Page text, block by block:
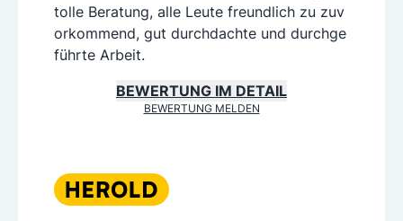
tolle Beratung, alle Leute freundlich zu zuv
orkommend, gut durchdachte und durchge
führte Arbeit.
BEWERTUNG IM DETAIL
BEWERTUNG MELDEN